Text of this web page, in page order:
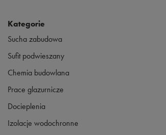
Kategorie
Sucha zabudowa
Sufit podwieszany
Chemia budowlana
Prace glazurnicze
Docieplenia
Izolacje wodochronne